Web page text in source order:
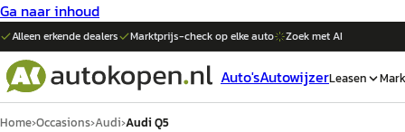
Ga naar inhoud
Alleen erkende dealers Marktprijs-check op elkeauto Zoek met AI
Auto'sAutowijzerLeasen
Home›Occasions›Audi›Audi Q5